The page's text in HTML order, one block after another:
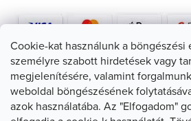
Cookie-kat használunk a böngészési
személyre szabott hirdetések vagy
megjelenítésére, valamint
weboldal böngészésének
azok használatába. Az "Elfogadom"
Kövessen minket